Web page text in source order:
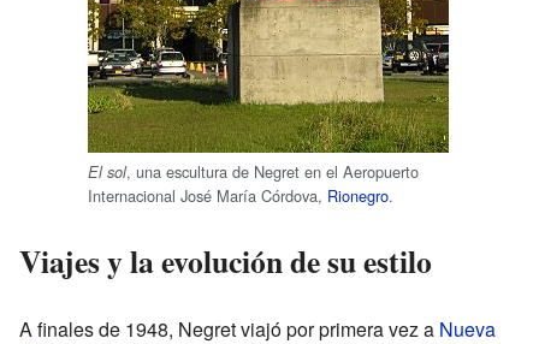
El sol, una escultura de Negret en el Aeropuerto
Internacional José María Córdova, Rionegro.
Viajes y la evolución de su estilo
A finales de 1948, Negret viajó por primera vez a Nueva